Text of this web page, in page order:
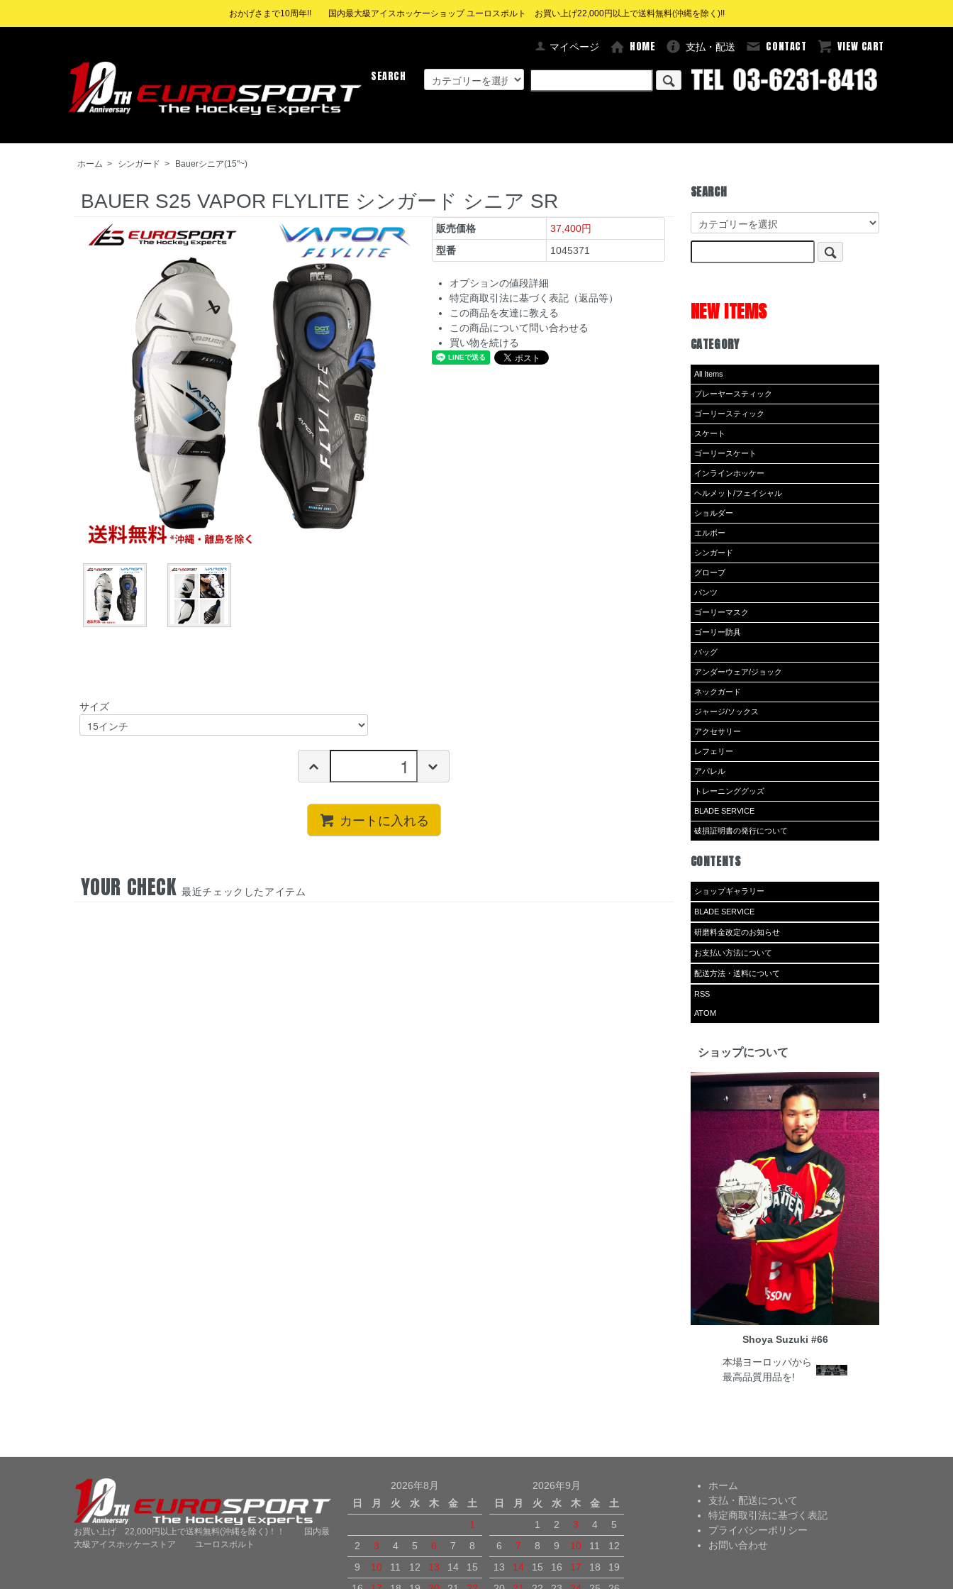
おかげさまで10周年!! 国内最大級アイスホッケーショップ ユーロスポルト お買い上げ22,000円以上で送料無料(沖縄を除く)!!
マイページ HOME 支払・配送 CONTACT VIEW CART
SEARCH
ホーム > シンガード > Bauerシニア(15"~)
BAUER S25 VAPOR FLYLITE シンガード シニア SR
販売価格
37,400円
型番
1045371
オプションの値段詳細
特定商取引法に基づく表記（返品等）
この商品を友達に教える
この商品について問い合わせる
買い物を続ける
サイズ
カートに入れる
YOUR CHECK最近チェックしたアイテム
SEARCH
NEW ITEMS
CATEGORY
All Items
プレーヤースティック
ゴーリースティック
スケート
ゴーリースケート
インラインホッケー
ヘルメット/フェイシャル
ショルダー
エルボー
シンガード
グローブ
パンツ
ゴーリーマスク
ゴーリー防具
バッグ
アンダーウェア/ジョック
ネックガード
ジャージ/ソックス
アクセサリー
レフェリー
アパレル
トレーニンググッズ
BLADE SERVICE
破損証明書の発行について
CONTENTS
ショップギャラリー
BLADE SERVICE
研磨料金改定のお知らせ
お支払い方法について
配送方法・送料について
RSS
ATOM
ショップについて
Shoya Suzuki #66
本場ヨーロッパから
最高品質用品を!
お買い上げ 22,000円以上で送料無料(沖縄を除く)！！ 国内最
大級アイスホッケーストア ユーロスポルト
2026年8月
日
月 火 水 木 金
土
1
2
3 4 5 6 7
8
9
10 11 12 13 14
15
2026年9月
日
月 火 水 木 金
土
1
2 3 4
5
6
7 8 9 10 11
12
13
14 15 16 17 18
19
ホーム
支払・配送について
特定商取引法に基づく表記
プライバシーポリシー
お問い合わせ